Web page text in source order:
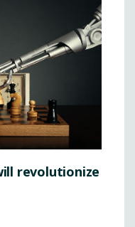
revolutionize